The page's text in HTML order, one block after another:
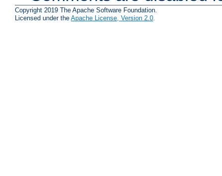
Copyright 2019 The Apache Software Foundation.
Licensed under the Apache License, Version 2.0.